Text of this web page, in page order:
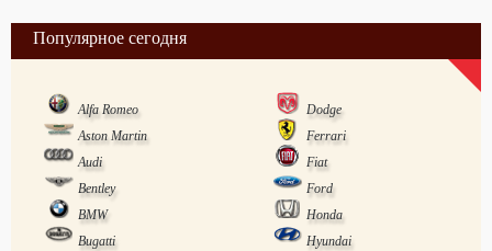
Популярное сегодня
Alfa Romeo
Dodge
Aston Martin
Ferrari
Audi
Fiat
Bentley
Ford
BMW
Honda
Bugatti
Hyundai